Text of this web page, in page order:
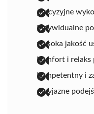
precyzyjne
indywidualne
wysoka jakość
komfort i relaks
kompetentny i
przyjazne